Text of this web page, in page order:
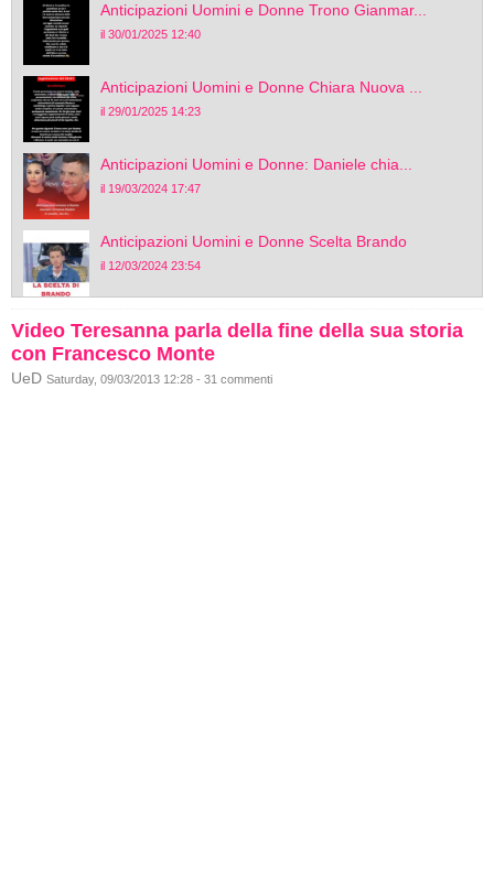
Anticipazioni Uomini e Donne Trono Gianmar...
il 30/01/2025 12:40
Anticipazioni Uomini e Donne Chiara Nuova ...
il 29/01/2025 14:23
Anticipazioni Uomini e Donne: Daniele chia...
il 19/03/2024 17:47
Anticipazioni Uomini e Donne Scelta Brando
il 12/03/2024 23:54
Video Teresanna parla della fine della sua storia
con Francesco Monte
UeD Saturday, 09/03/2013 12:28 - 31 commenti